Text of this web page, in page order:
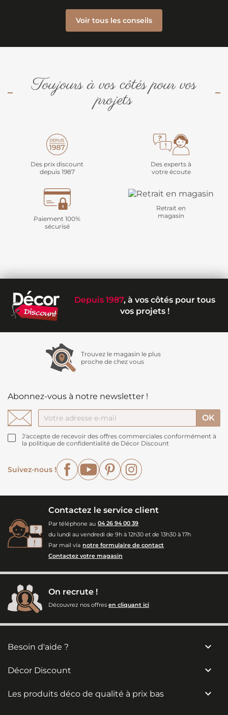
Voir tous les conseils
Toujours à vos côtés pour vos
projets
Des prix discount
depuis 1987
Des experts à
votre écoute
Paiement 100%
sécurisé
Retrait en
magasin
Depuis 1987, à vos côtés pour tous
vos projets !
Trouvez le magasin le plus
proche de chez vous
Abonnez-vous à notre newsletter !
J'accepte de recevoir des offres commerciales conformément à
la politique de confidentialité de Décor Discount
Suivez-nous !
FacebookYouTubePinterest
Contactez le service client
Par téléphone au 04 26 94 00 39
du lundi au vendredi de 9h à 12h30 et de 13h30 à 17h
Par mail via notre formulaire de contact
Contactez votre magasin
On recrute !
Découvrez nos offres en cliquant ici
Besoin d'aide ? 
Décor Discount 
Les produits déco de qualité à prix bas 